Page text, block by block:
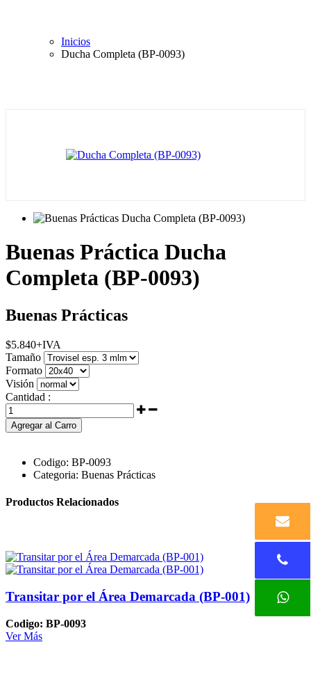
Inicios
Ducha Completa (BP-0093)
Buenas Práctica Ducha
Completa (BP-0093)
Buenas Prácticas
$5.840+IVA
Tamaño
Formato
Visión
Cantidad :
Agregar al Carro
Codigo: BP-0093
Categoria: Buenas Prácticas
Productos Relacionados
Transitar por el Área Demarcada (BP-001)
Codigo: BP-0093
Ver Más